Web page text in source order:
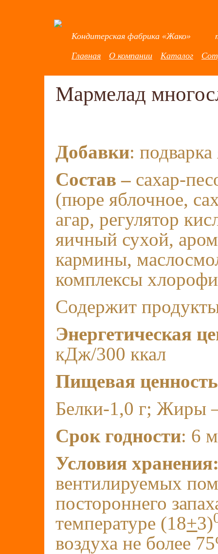
Кондитерская фабрика «Жако»
Главная
О компании Каталог
Мармелад
Добавки:
Состав – сахар-
(пюре яблочное,
агар, регулятор
яичный сухой,
кармины,
комплексы
Содержит
Энергетическая
кДж/300 ккал
Пищевая ценность
Белки-1,0 г; Жиры
Срок годности: 6
Условия
вентилируемых
постороннего
температуре (18+3)
воздуха не более